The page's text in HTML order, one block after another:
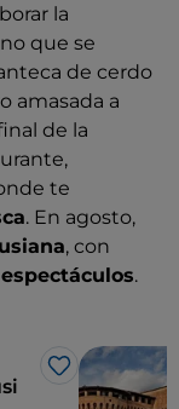
la
que se
de cerdo
amasada a
de la
te
. En agosto,
, con
espectáculos.
Me gusta